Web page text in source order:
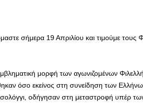
σήμερα 19 Απριλίου και τιμούμε τους
μορφή των αγωνιζομένων
όσο εκείνος στη συνείδηση των
οδήγησαν στη μεταστροφή υπέρ